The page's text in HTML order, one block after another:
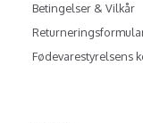
Betingelser & Vilkår
Fødevarestyrelsens